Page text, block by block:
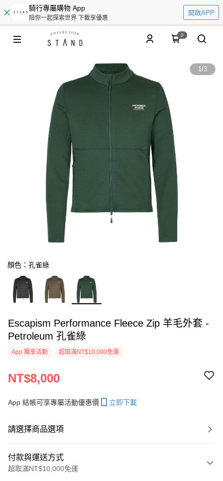
騎行專屬購物 App
陪你一起探索世界 下載享優惠
開啟APP
0
1/3
顏色：孔雀綠
Escapism Performance Fleece Zip 羊毛外套 -
Petroleum 孔雀綠
App 獨享活動 超取滿NT$10,000免運
NT$8,000
App 結帳可享專屬活動優惠價 立即下載
請選擇商品選項
付款與運送方式
超取滿NT$10,000免運